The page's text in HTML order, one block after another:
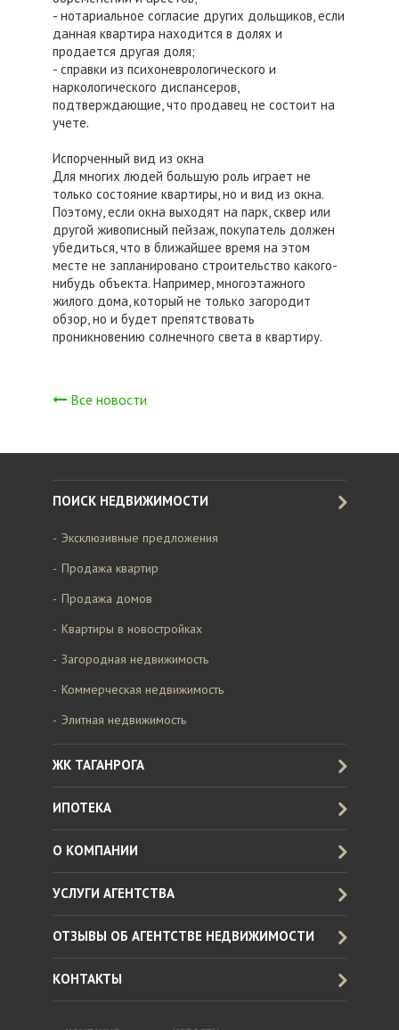
- нотариальное согласие других дольщиков, если
данная квартира находится в долях и
продается другая доля;
- справки из психоневрологического и
наркологического диспансеров,
подтверждающие, что продавец не состоит на
учете.
Испорченный вид из окна
Для многих людей большую роль играет не
только состояние квартиры, но и вид из окна.
Поэтому, если окна выходят на парк, сквер или
другой живописный пейзаж, покупатель должен
убедиться, что в ближайшее время на этом
месте не запланировано строительство какого-
нибудь объекта. Например, многоэтажного
жилого дома, который не только загородит
обзор, но и будет препятствовать
проникновению солнечного света в квартиру.
Все новости
ПОИСК НЕДВИЖИМОСТИ
Эксклюзивные предложения
Продажа квартир
Продажа домов
Квартиры в новостройках
Загородная недвижимость
Коммерческая недвижимость
Элитная недвижимость
ЖК ТАГАНРОГА
ИПОТЕКА
О КОМПАНИИ
УСЛУГИ АГЕНТСТВА
ОТЗЫВЫ ОБ АГЕНТСТВЕ НЕДВИЖИМОСТИ
КОНТАКТЫ